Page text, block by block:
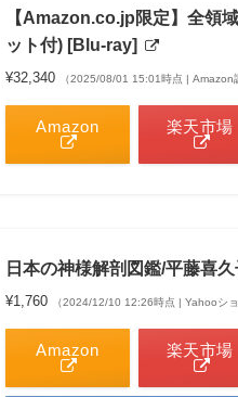
【Amazon.co.jp限定】全領
ット付) [Blu-ray]
¥32,340 （2025/08/01 15:01時点 | Amazon
Amazon 楽天市場
日本の神様解剖図鑑/平藤喜
¥1,760 （2024/12/10 12:26時点 | Yahooショ
Amazon 楽天市場